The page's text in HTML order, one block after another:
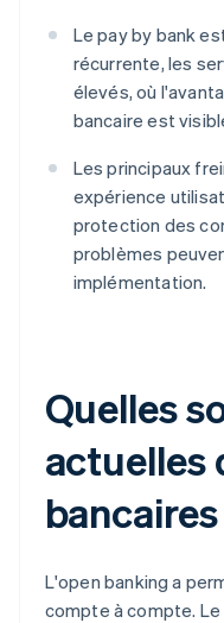
Le pay by bank
récurrente, les
élevés, où
bancaire est
Les principaux
expérience
protection des
problèmes
implémentation.
Quelles
actuelles
L'open banking a
compte à compte.